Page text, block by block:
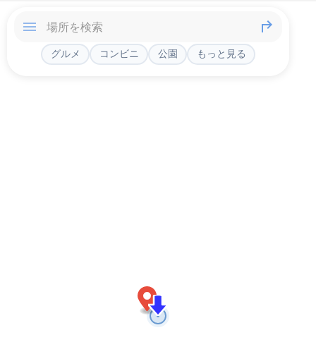
グルメ コンビニ 公園 もっと見る